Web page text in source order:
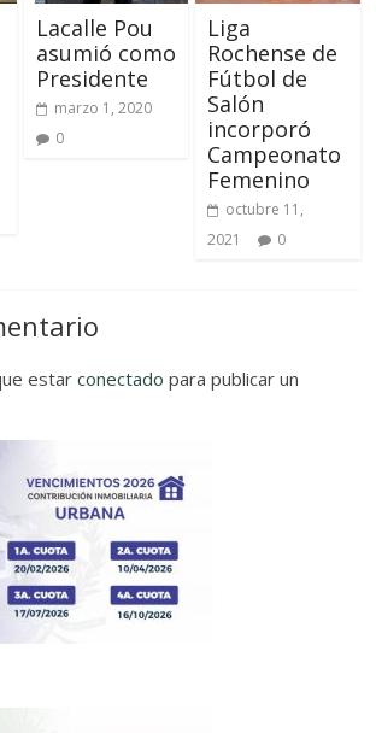
Lacalle Pou
asumió como
Presidente
marzo 1, 2020
0
Liga
Rochense de
Fútbol de
Salón
incorporó
Campeonato
Femenino
octubre 11,
2021
0
estarconectado para publicar un